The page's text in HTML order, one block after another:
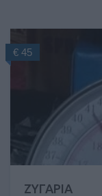
ΖΥΓΑΡΙΑ
€ 45